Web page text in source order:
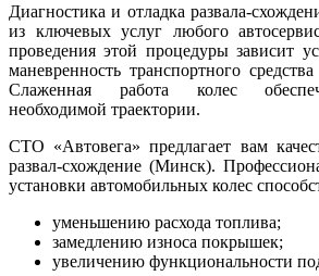
Диагностика и отладка развала-
из ключевых услуг любого
проведения этой процедуры зависит
маневренность транспортного
Слаженная работа колес
необходимой траектории.
СТО «Автовега» предлагает вам
развал-схождение (Минск).
установки автомобильных колес
уменьшению расхода топлива;
замедлению износа покрышек;
увеличению функциональности